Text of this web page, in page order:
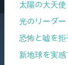
太陽の大天
光のリーダ
恐怖と嘘を拒
新地球を実